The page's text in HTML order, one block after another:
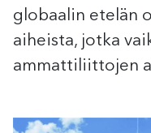
globaalin etelän
aiheista, jotka
ammattiliittojen